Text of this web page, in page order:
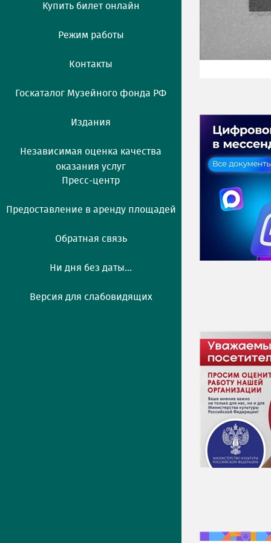
Купить билет онлайн
Режим работы
Контакты
Госкаталог Музейного фонда РФ
Издания
Независимая оценка качества
оказания услуг
Пресс-центр
Предоставление в аренду площадей
Обратная связь
Ни дня без даты...
Версия для слабовидящих